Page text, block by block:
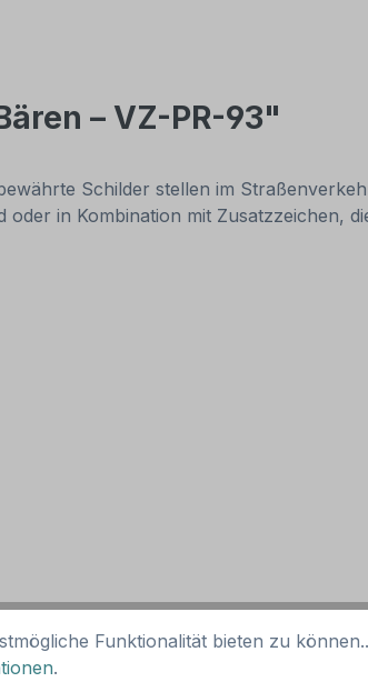
– VZ-PR-93"
Schilder stellen im
in Kombination mit Zusatzzeichen,
Funktionalität bieten zu
.